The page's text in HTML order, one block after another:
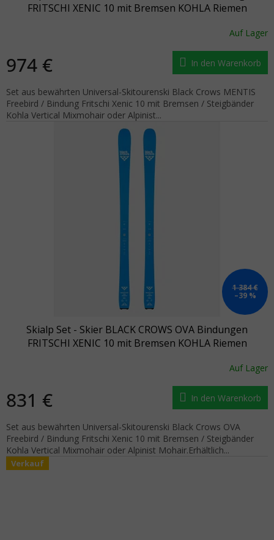
FRITSCHI XENIC 10 mit Bremsen KOHLA Riemen
Auf Lager
974 € In den Warenkorb
Set aus bewährten Universal-Skitourenski Black Crows MENTIS
Freebird / Bindung Fritschi Xenic 10 mit Bremsen / Steigbänder
Kohla Vertical Mixmohair oder Alpinist...
1 384 €
–39 %
Skialp Set - Skier BLACK CROWS OVA Bindungen
FRITSCHI XENIC 10 mit Bremsen KOHLA Riemen
Auf Lager
831 € In den Warenkorb
Set aus bewährten Universal-Skitourenski Black Crows OVA
Freebird / Bindung Fritschi Xenic 10 mit Bremsen / Steigbänder
Kohla Vertical Mixmohair oder Alpinist Mohair.Erhältlich...
Verkauf